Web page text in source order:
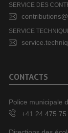
SERVICE DES
SERVICE
CONTACTS
Police municipale
+41 24 475 75